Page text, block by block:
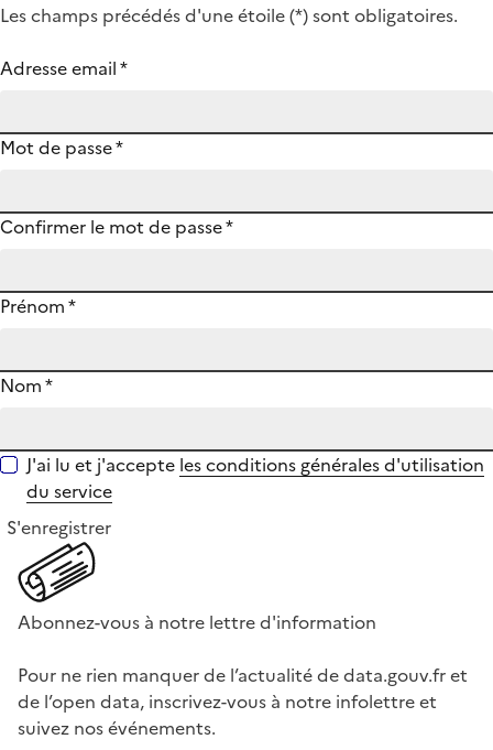
Les champs précédés d'une étoile (*) sont obligatoires.
Adresse email*
Mot de passe*
Confirmer le mot de passe*
Prénom*
Nom*
J'ai lu et j'accepte les conditions générales d'utilisation
du service
S'enregistrer
Abonnez-vous à notre lettre d'information
Pour ne rien manquer de l’actualité de data.gouv.fr et
de l’open data, inscrivez-vous à notre infolettre et
suivez nos événements.